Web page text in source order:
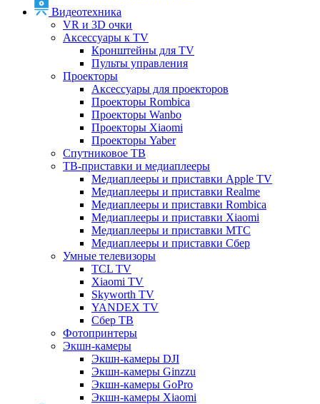
Видеотехника
VR и 3D очки
Аксессуары к TV
Кронштейны для TV
Пульты управления
Проекторы
Аксессуары для проекторов
Проекторы Rombica
Проекторы Wanbo
Проекторы Xiaomi
Проекторы Yaber
Спутниковое ТВ
ТВ-приставки и медиаплееры
Медиаплееры и приставки Apple TV
Медиаплееры и приставки Realme
Медиаплееры и приставки Rombica
Медиаплееры и приставки Xiaomi
Медиаплееры и приставки МТС
Медиаплееры и приставки Сбер
Умные телевизоры
TCL TV
Xiaomi TV
Skyworth TV
YANDEX TV
Сбер ТВ
Фотопринтеры
Экшн-камеры
Экшн-камеры DJI
Экшн-камеры Ginzzu
Экшн-камеры GoPro
Экшн-камеры Xiaomi